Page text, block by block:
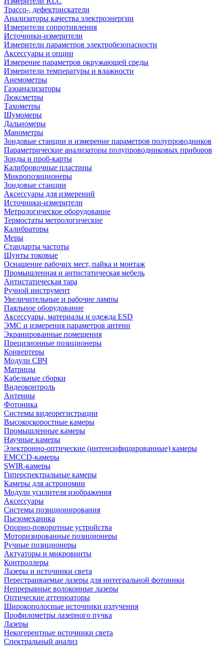
Трассо-, дефектоискатели
Анализаторы качества электроэнергии
Измерители сопротивления
Источники-измерители
Измерители параметров электробезопасности
Аксессуары и опции
Измерение параметров окружающей среды
Измерители температуры и влажности
Анемометры
Газоанализаторы
Люксметры
Тахометры
Шумомеры
Дальномеры
Манометры
Зондовые станции и измерение параметров полупроводников
Параметрические анализаторы полупроводниковых приборов
Зонды и проб-карты
Калибровочные пластины
Микропозиционеры
Зондовые станции
Аксессуары для измерений
Источники-измерители
Метрологическое оборудование
Термостаты метрологические
Калибраторы
Меры
Стандарты частоты
Шунты токовые
Оснащение рабочих мест, пайка и монтаж
Промышленная и антистатическая мебель
Антистатическая тара
Ручной инструмент
Увеличительные и рабочие лампы
Паяльное оборудование
Аксессуары, материалы и одежда ESD
ЭМС и измерения параметров антенн
Экранированные помещения
Прецизионные позиционеры
Конвертеры
Модули СВЧ
Матрицы
Кабельные сборки
Видеоконтроль
Антенны
Фотоника
Cистемы видеорегистрации
Высокоскоростные камеры
Промышленные камеры
Научные камеры
Электронно-оптические (интенсифицированные) камеры
EMCCD-камеры
SWIR-камеры
Гиперспектральные камеры
Камеры для астрономии
Модули усилителя изображения
Аксессуары
Системы позиционирования
Пьезомеханика
Опорно-поворотные устройства
Моторизированные позиционеры
Ручные позиционеры
Актуаторы и микровинты
Контроллеры
Лазеры и источники света
Перестраиваемые лазеры для интегральной фотоники
Непрерывные волоконные лазеры
Оптические аттенюаторы
Широкополосные источники излучения
Профилометры лазерного пучка
Лазеры
Некогерентные источники света
Спектральный анализ